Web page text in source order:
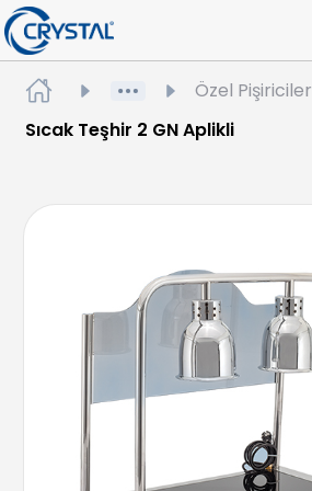
Özel Pişiriciler
Sıcak Teşhir 2 GN Aplikli